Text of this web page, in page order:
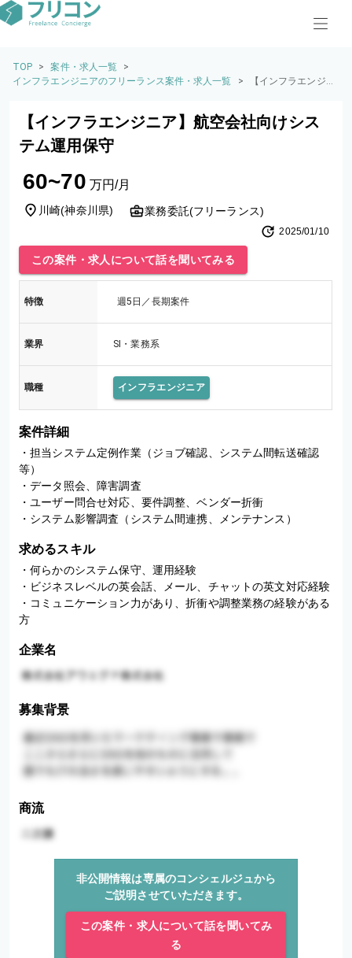
TOP > 案件・求人一覧
>
インフラエンジニアのフリーランス案件・求人一覧
>
【インフラエンジニ
【インフラエンジニア】航空会社向けシス
テム運用保守
60~70 万円/月
川崎(神奈川県) 業務委託(フリーランス)
2025/01/10
この案件・求人について話を聞いてみる
特徴 週5日／長期案件
業界 SI・業務系
職種 インフラエンジニア
案件詳細
・担当システム定例作業（ジョブ確認、システム間転送確認
等）
・データ照会、障害調査
・ユーザー問合せ対応、要件調整、ベンダー折衝
・システム影響調査（システム間連携、メンテナンス）
求めるスキル
・何らかのシステム保守、運用経験
・ビジネスレベルの英会話、メール、チャットの英文対応経験
・コミュニケーション力があり、折衝や調整業務の経験がある
方
企業名
募集背景
商流
非公開情報は専属のコンシェルジュから
ご説明させていただきます。
この案件・求人について話を聞いてみ
る